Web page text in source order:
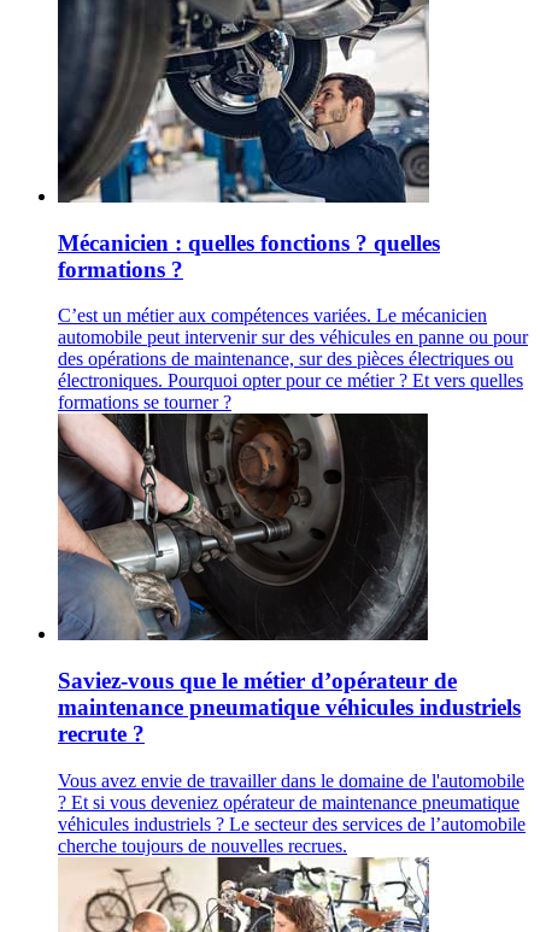
Mécanicien : quelles fonctions ? quelles
formations ?
C’est un métier aux compétences variées. Le mécanicien
automobile peut intervenir sur des véhicules en panne ou pour
des opérations de maintenance, sur des pièces électriques ou
électroniques. Pourquoi opter pour ce métier ? Et vers quelles
formations se tourner ?
Saviez-vous que le métier d’opérateur de
maintenance pneumatique véhicules industriels
recrute ?
Vous avez envie de travailler dans le domaine de l'automobile
? Et si vous deveniez opérateur de maintenance pneumatique
véhicules industriels ? Le secteur des services de l’automobile
cherche toujours de nouvelles recrues.